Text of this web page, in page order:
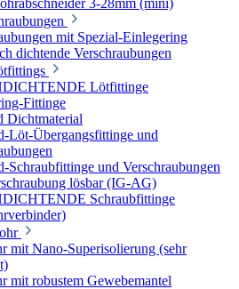
3-28mm (mini)
mit Spezial-Einlegering
dichtende Verschraubungen
Lötfittinge
Fittinge
Dichtmaterial
Löt-Übergangsfittinge und
Schraubfittinge und Verschraubungen
lösbar (IG-AG)
Schraubfittinge
mit Nano-Superisolierung (sehr
mit robustem Gewebemantel